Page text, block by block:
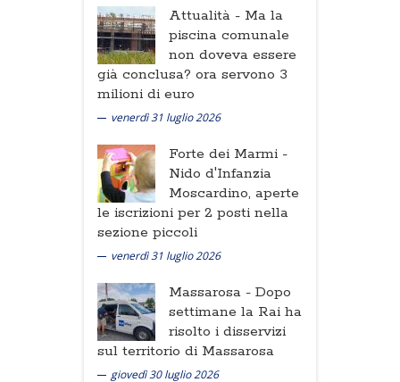
Attualità - Ma la
piscina comunale
non doveva essere
già conclusa? ora servono 3
milioni di euro
venerdì 31 luglio 2026
Forte dei Marmi -
Nido d'Infanzia
Moscardino, aperte
le iscrizioni per 2 posti nella
sezione piccoli
venerdì 31 luglio 2026
Massarosa - Dopo
settimane la Rai ha
risolto i disservizi
sul territorio di Massarosa
giovedì 30 luglio 2026